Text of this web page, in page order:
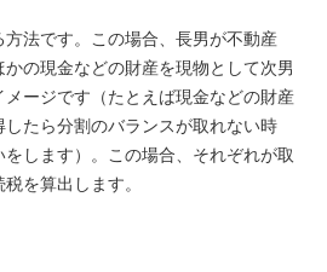
法です。この場合、長男が不動産
かの現金などの財産を現物として次男
ージです（たとえば現金などの財産
たら分割のバランスが取れない時
します）。この場合、それぞれが取
を算出します。